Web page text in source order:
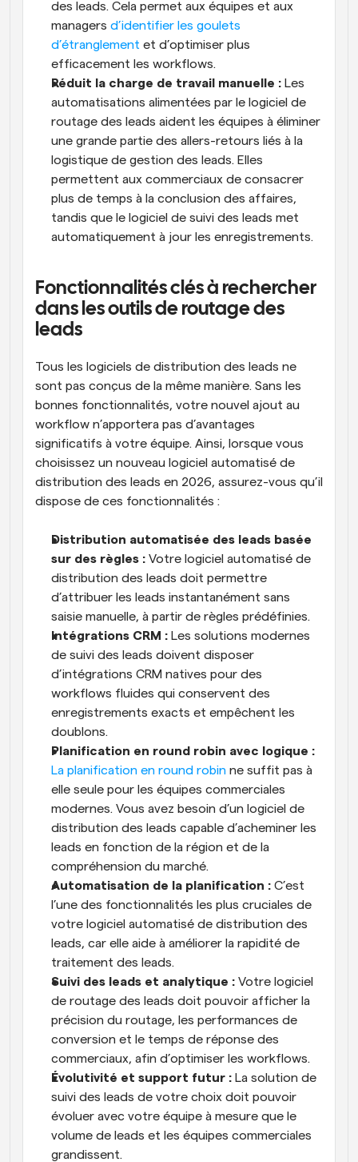
des leads. Cela permet aux équipes et aux
managers d’identifier les goulets
d’étranglement et d’optimiser plus
efficacement les workflows.
Réduit la charge de travail manuelle : Les
automatisations alimentées par le logiciel de
routage des leads aident les équipes à éliminer
une grande partie des allers-retours liés à la
logistique de gestion des leads. Elles
permettent aux commerciaux de consacrer
plus de temps à la conclusion des affaires,
tandis que le logiciel de suivi des leads met
automatiquement à jour les enregistrements.
Fonctionnalités clés à rechercher
dans les outils de routage des
leads
Tous les logiciels de distribution des leads ne
sont pas conçus de la même manière. Sans les
bonnes fonctionnalités, votre nouvel ajout au
workflow n’apportera pas d’avantages
significatifs à votre équipe. Ainsi, lorsque vous
choisissez un nouveau logiciel automatisé de
distribution des leads en 2026, assurez-vous qu’il
dispose de ces fonctionnalités :
Distribution automatisée des leads basée
sur des règles : Votre logiciel automatisé de
distribution des leads doit permettre
d’attribuer les leads instantanément sans
saisie manuelle, à partir de règles prédéfinies.
Intégrations CRM : Les solutions modernes
de suivi des leads doivent disposer
d’intégrations CRM natives pour des
workflows fluides qui conservent des
enregistrements exacts et empêchent les
doublons.
Planification en round robin avec logique :
La planification en round robin ne suffit pas à
elle seule pour les équipes commerciales
modernes. Vous avez besoin d’un logiciel de
distribution des leads capable d’acheminer les
leads en fonction de la région et de la
compréhension du marché.
Automatisation de la planification : C’est
l’une des fonctionnalités les plus cruciales de
votre logiciel automatisé de distribution des
leads, car elle aide à améliorer la rapidité de
traitement des leads.
Suivi des leads et analytique : Votre logiciel
de routage des leads doit pouvoir afficher la
précision du routage, les performances de
conversion et le temps de réponse des
commerciaux, afin d’optimiser les workflows.
Évolutivité et support futur : La solution de
suivi des leads de votre choix doit pouvoir
évoluer avec votre équipe à mesure que le
volume de leads et les équipes commerciales
grandissent.